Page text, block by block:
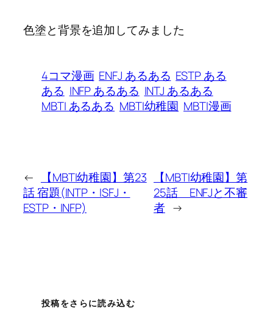
色塗と背景を追加してみました
4コマ漫画 ENFJ あるある ESTP ある
ある INFP あるある INTJ あるある
MBTI あるある MBTI幼稚園 MBTI漫画
←
【MBTI幼稚園】第23
話 宿題(INTP・ISFJ・
ESTP・INFP)
【MBTI幼稚園】第
25話 ENFJと不審
者 →
投稿をさらに読み込む